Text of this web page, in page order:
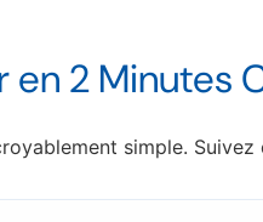
2 Minutes
simple. Suivez